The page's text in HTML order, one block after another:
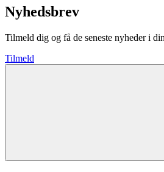
Nyhedsbrev
Tilmeld dig og få de seneste nyheder i
Tilmeld